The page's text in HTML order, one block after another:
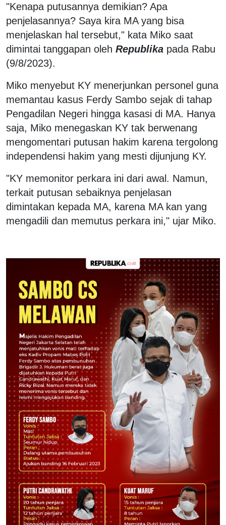
"Kenapa putusannya demikian? Apa
penjelasannya? Saya kira MA yang bisa
menjelaskan hal tersebut," kata Miko saat
dimintai tanggapan oleh Republika pada Rabu
(9/8/2023).
Miko menyebut KY menerjunkan personel guna
memantau kasus Ferdy Sambo sejak di tahap
Pengadilan Negeri hingga kasasi di MA. Hanya
saja, Miko menegaskan KY tak berwenang
mengomentari putusan hakim karena tergolong
independensi hakim yang mesti dijunjung KY.
"KY memonitor perkara ini dari awal. Namun,
terkait putusan sebaiknya penjelasan
dimintakan kepada MA, karena MA kan yang
mengadili dan memutus perkara ini," ujar Miko.